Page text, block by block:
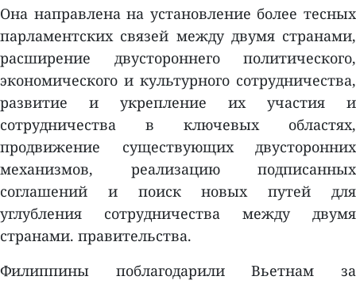
Она направлена на установление более тесных
парламентских связей между двумя странами,
расширение двустороннего политического,
экономического и культурного сотрудничества,
развитие и укрепление их участия и
сотрудничества в ключевых областях,
продвижение существующих двусторонних
механизмов, реализацию подписанных
соглашений и поиск новых путей для
углубления сотрудничества между двумя
странами. правительства.
Филиппины поблагодарили Вьетнам за